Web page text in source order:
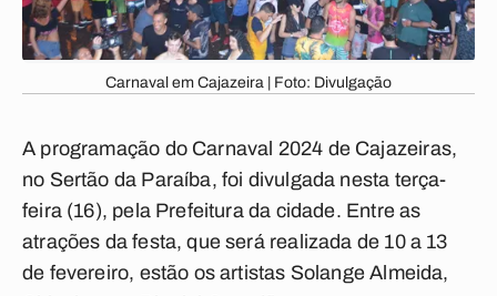
Carnaval em Cajazeira | Foto: Divulgação
A programação do Carnaval 2024 de Cajazeiras,
no Sertão da Paraíba, foi divulgada nesta terça-
feira (16), pela Prefeitura da cidade. Entre as
atrações da festa, que será realizada de 10 a 13
de fevereiro, estão os artistas Solange Almeida,